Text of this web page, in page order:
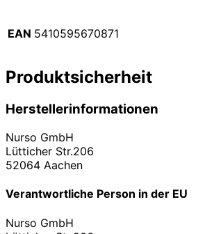
EAN 5410595670871
Produktsicherheit
Herstellerinformationen
Nurso GmbH
Lütticher Str.206
52064 Aachen
Verantwortliche Person in der EU
Nurso GmbH